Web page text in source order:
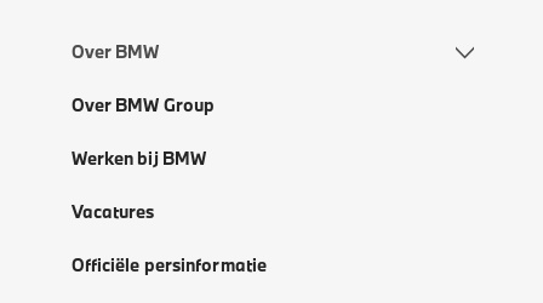
Over BMW
Over BMW Group
Werken bij BMW
Vacatures
Officiële persinformatie